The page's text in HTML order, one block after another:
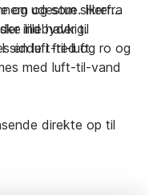
og udestue. Herfra
indbyder til
sidde i fred og ro og
og som sikrer
lille havkig.
en luft-til-luft
med luft-til-vand
direkte op til